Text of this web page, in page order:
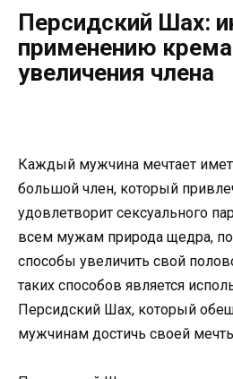
Персидский Шах:
применению
увеличения члена
Каждый мужчина мечтает
большой член, который
удовлетворит сексуального
всем мужам природа щедра,
способы увеличить свой
таких способов является
Персидский Шах, который
мужчинам достичь своей